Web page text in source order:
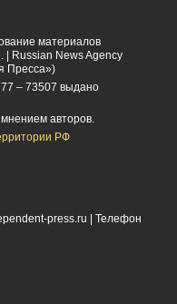
материалов
| Russian News Agency
Пресса»)
– 73507 выдано
авторов.
РФ
press.ru
| Телефон